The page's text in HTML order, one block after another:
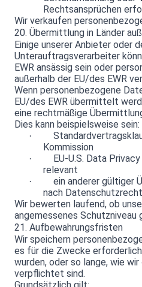
Rechtsansprüchen
Wir verkaufen
20. Übermittlung in Länder
Einige unserer Anbieter oder
Unterauftragsverarbeiter
EWR ansässig sein oder
außerhalb der EU/des EWR
Wenn personenbezogene
EU/des EWR übermittelt
eine rechtmäßige
Dies kann beispielsweise sein:
·
Kommission
·
EU-U.S. Data
relevant
·
ein anderer gültiger
nach Datenschutzrecht
Wir bewerten laufend, ob
angemessenes Schutzniveau
21. Aufbewahrungsfristen
Wir speichern
es für die Zwecke
wurden, oder so lange, wie
verpflichtet sind.